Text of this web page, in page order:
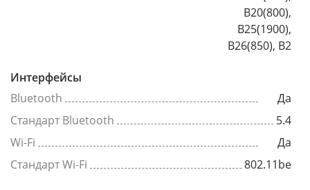
B20(800),
B25(1900),
B26(850), B2
Интерфейсы
Bluetooth
Да
Стандарт Bluetooth
5.4
Wi-Fi
Да
Стандарт Wi-Fi
802.11be